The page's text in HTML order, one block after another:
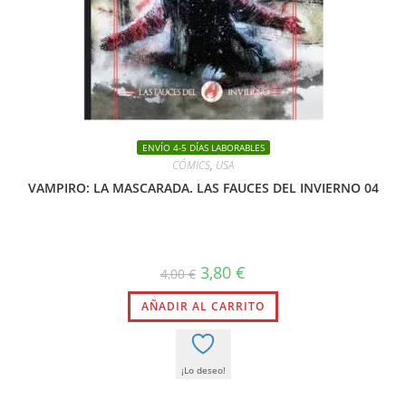
ENVÍO 4-5 DÍAS LABORABLES
CÓMICS, USA
VAMPIRO: LA MASCARADA. LAS FAUCES DEL INVIERNO 04
4,00€ El
precio
original
era:
4,00 €.
3,80 €
actual
es:
3,80 €.
AÑADIR AL CARRITO
¡Lo deseo!